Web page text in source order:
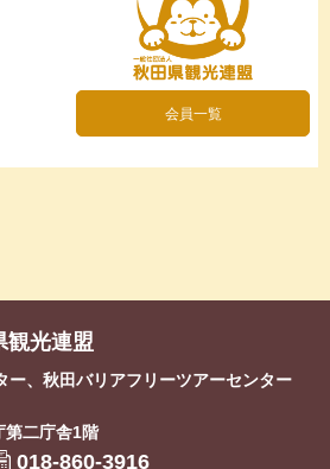
会員一覧
観光連盟
ー、秋田バリアフリーツアーセンター
第二庁舎1階
018-860-3916